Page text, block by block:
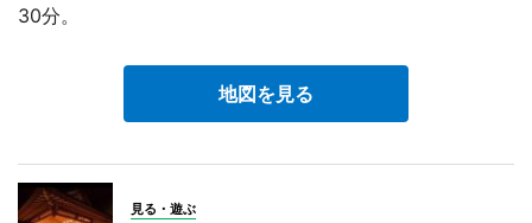
30分。
地図を見る
見る・遊ぶ